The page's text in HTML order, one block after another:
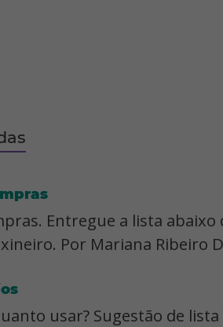
Entregue a lista
Por Mariana Ribeiro
usar? Sugestão de